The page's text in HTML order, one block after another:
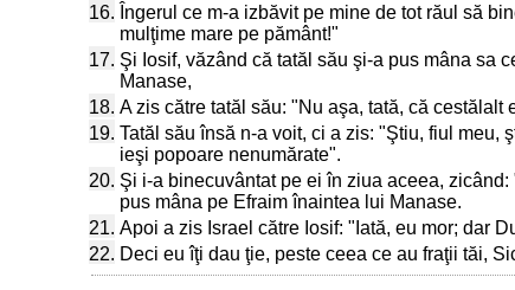
16. Îngerul ce m-a izbăvit pe mine de tot răul să
mulţime mare pe pământ!"
17. Şi Iosif, văzând că tatăl său şi-a pus mâna sa
Manase,
18. A zis către tatăl său: "Nu aşa, tată, că
19. Tatăl său însă n-a voit, ci a zis: "Ştiu, fiul meu,
ieşi popoare nenumărate".
20. Şi i-a binecuvântat pe ei în ziua aceea,
pus mâna pe Efraim înaintea lui Manase.
21. Apoi a zis Israel către Iosif: "Iată, eu mor; dar
22. Deci eu îţi dau ţie, peste ceea ce au fraţii tăi,